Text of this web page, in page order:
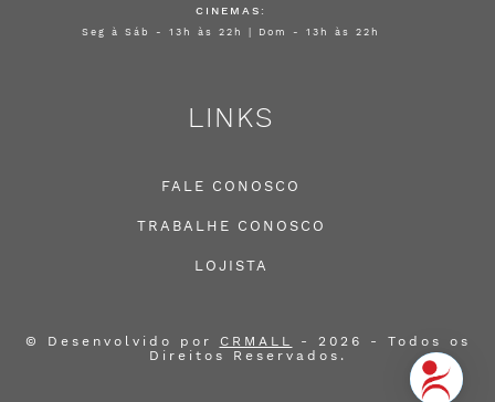
CINEMAS:
Seg à Sáb - 13h às 22h | Dom - 13h às 22h
LINKS
FALE CONOSCO
TRABALHE CONOSCO
LOJISTA
© Desenvolvido por CRMALL
- 2026 - Todos os
Direitos Reservados.